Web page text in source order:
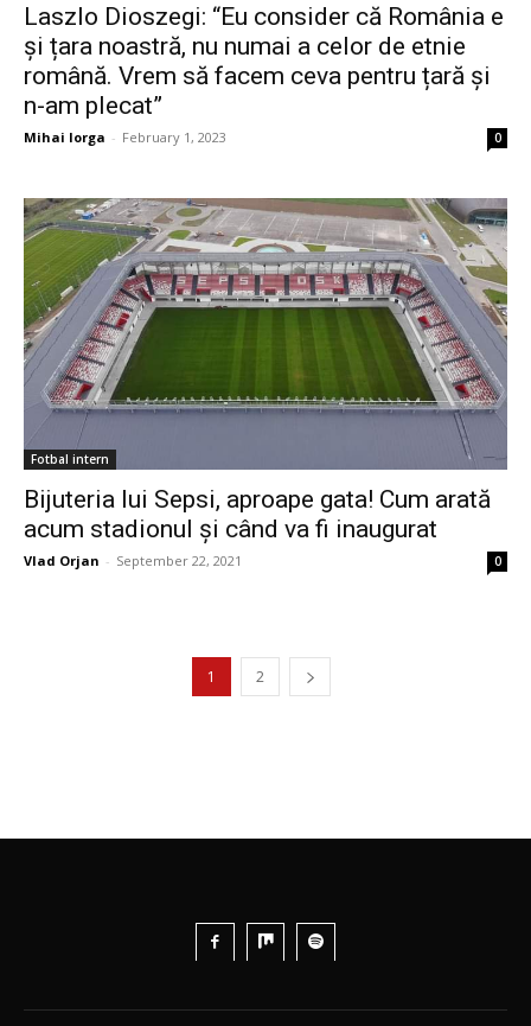
Laszlo Dioszegi: “Eu consider că România e
și țara noastră, nu numai a celor de etnie
română. Vrem să facem ceva pentru țară și
n-am plecat”
Mihai Iorga - February 1, 2023 0
Fotbal intern
Bijuteria lui Sepsi, aproape gata! Cum arată
acum stadionul și când va fi inaugurat
Vlad Orjan - September 22, 2021 0
1 2